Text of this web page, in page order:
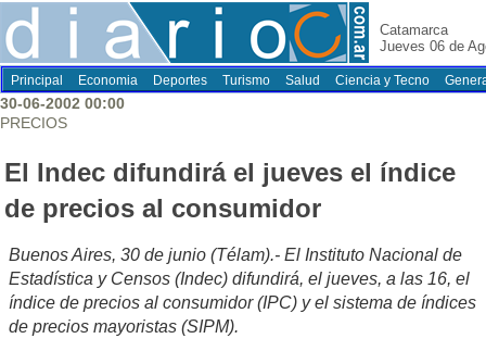
Catamarca
Jueves 06 de
Principal Economia Deportes Turismo Salud Ciencia y Tecno
30-06-2002 00:00
PRECIOS
El Indec difundirá el jueves el índice
de precios al consumidor
Buenos Aires, 30 de junio (Télam).- El Instituto Nacional de
Estadística y Censos (Indec) difundirá, el jueves, a las 16, el
índice de precios al consumidor (IPC) y el sistema de índices
de precios mayoristas (SIPM).